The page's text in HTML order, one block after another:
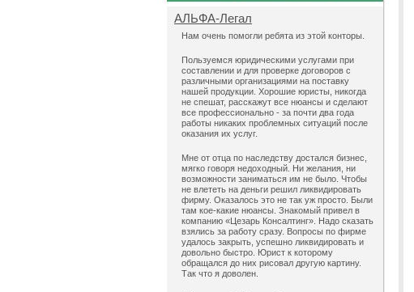
АЛЬФА-Легал
Нам очень помогли ребята из этой конторы.
Пользуемся юридическими услугами при
составлении и для проверке договоров с
различными организациями на поставку
нашей продукции. Хорошие юристы, никогда
не спешат, расскажут все нюансы и сделают
все профессионально - за почти два года
работы никаких проблемных ситуаций после
оказания их услуг.
Мне от отца по наследству достался бизнес,
мягко говоря недоходный. Ни желания, ни
возможности заниматься им не было. Чтобы
не влететь на деньги решил ликвидировать
фирму. Оказалось это не так уж просто. Были
там кое-какие нюансы. Знакомый привел в
компанию «Цезарь Консалтинг». Надо сказать
взялись за работу сразу. Вопросы по фирме
удалось закрыть, успешно ликвидировать и
довольно быстро. Юрист к которому
обращался до них рисовал другую картину.
Так что я доволен.